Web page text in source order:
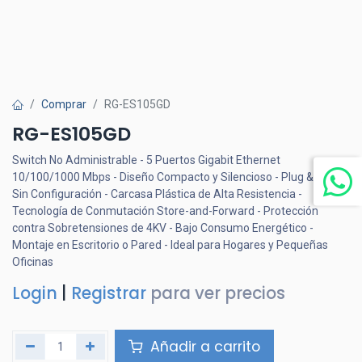
Comprar RG-ES105GD
RG-ES105GD
Switch No Administrable - 5 Puertos Gigabit Ethernet
10/100/1000 Mbps - Diseño Compacto y Silencioso - Plug & Play,
Sin Configuración - Carcasa Plástica de Alta Resistencia -
Tecnología de Conmutación Store-and-Forward - Protección
contra Sobretensiones de 4KV - Bajo Consumo Energético -
Montaje en Escritorio o Pared - Ideal para Hogares y Pequeñas
Oficinas
Login Registrar para ver precios
Añadir a carrito